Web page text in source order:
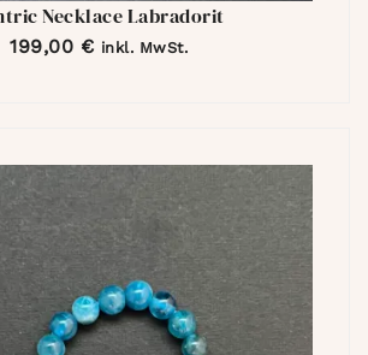
Necklace Labradorit
199,00 € inkl. MwSt.